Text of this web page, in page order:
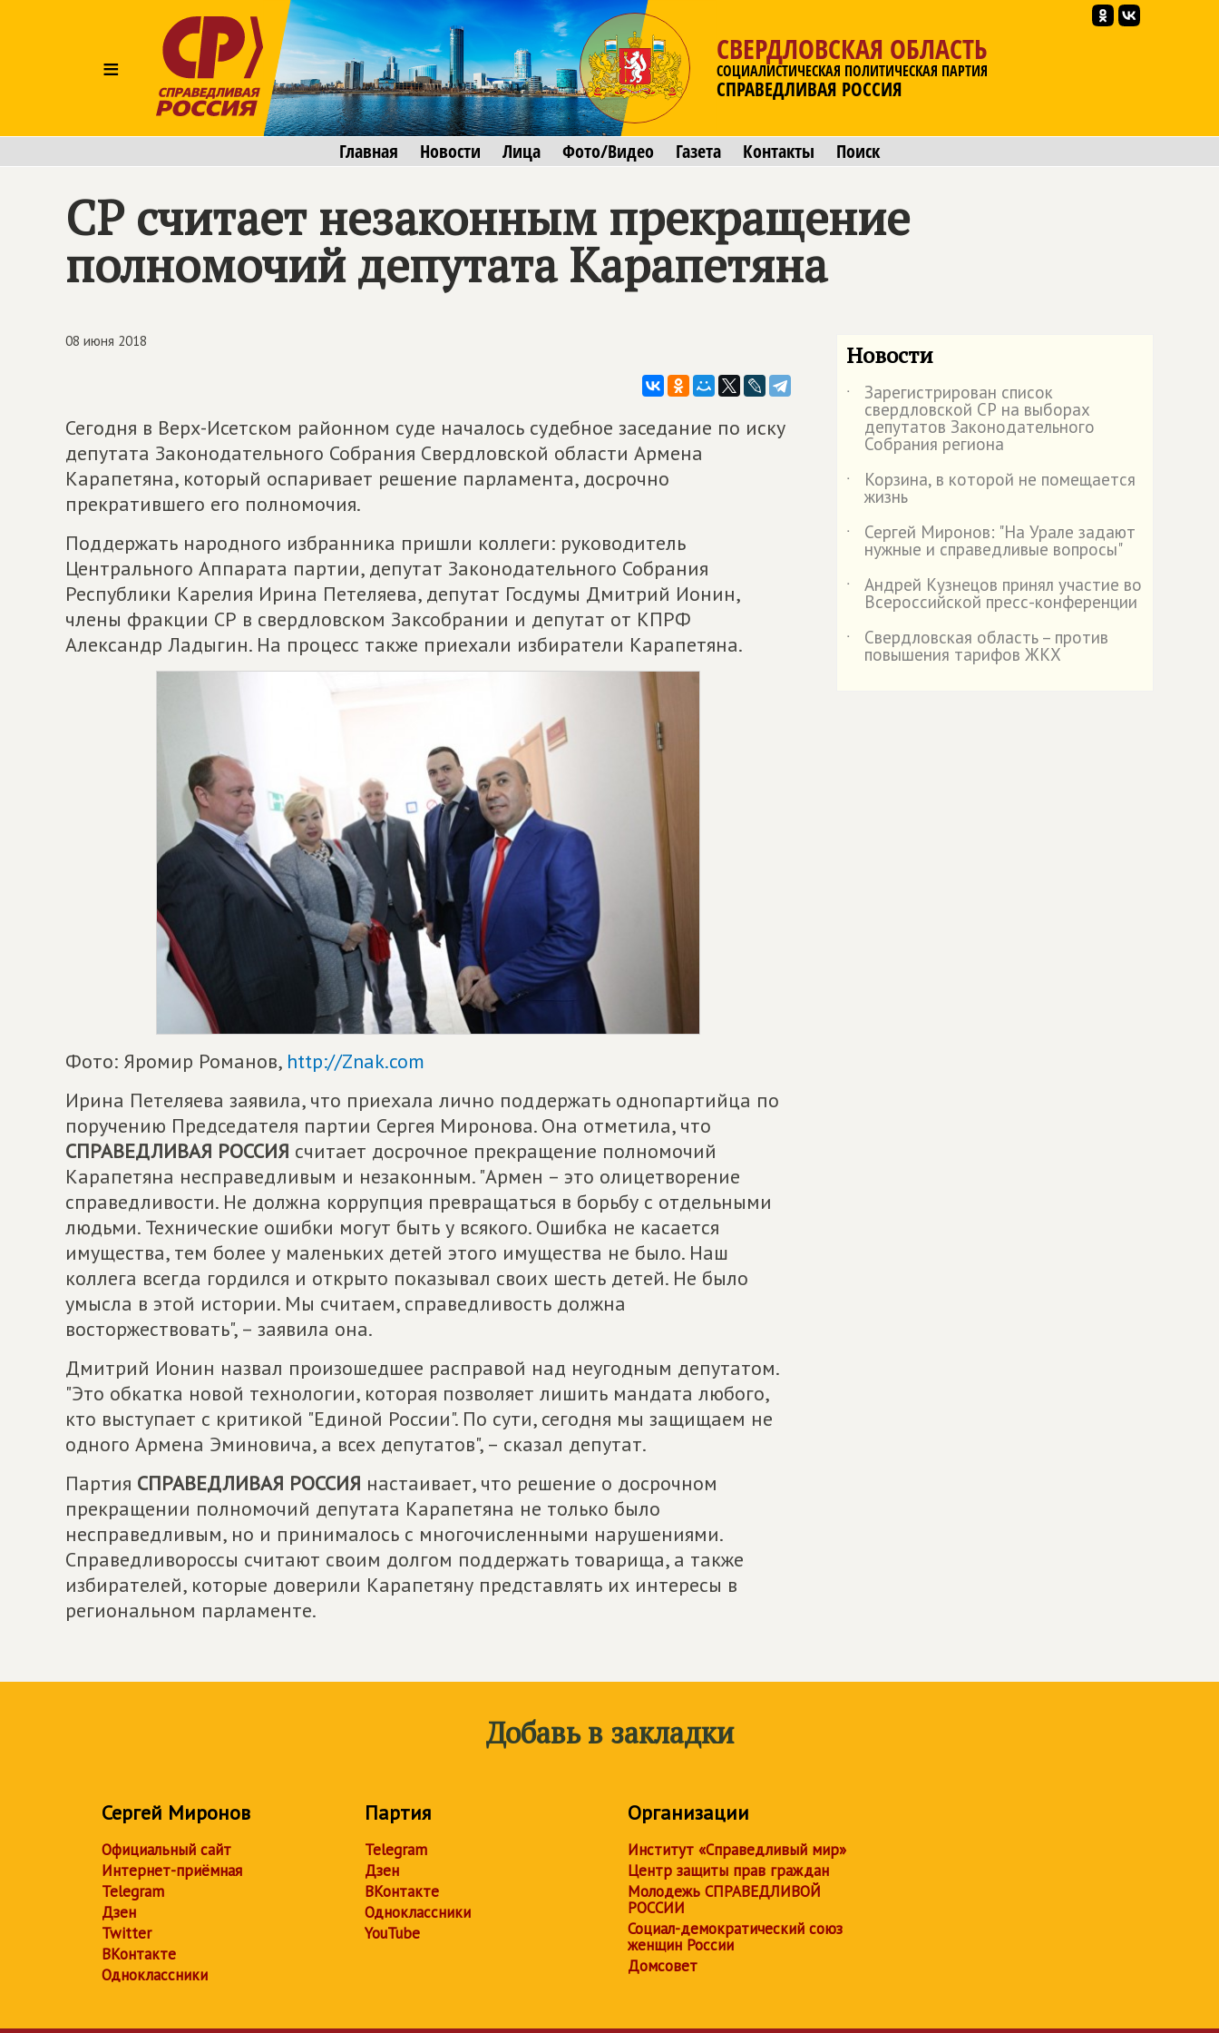
≡
СВЕРДЛОВСКАЯ ОБЛАСТЬ
СОЦИАЛИСТИЧЕСКАЯ ПОЛИТИЧЕСКАЯ ПАРТИЯ
СПРАВЕДЛИВАЯ РОССИЯ
Главная Новости Лица Фото/Видео Газета Контакты Поиск
СР считает незаконным прекращение
полномочий депутата Карапетяна
08 июня 2018
Сегодня в Верх-Исетском районном суде началось судебное заседание по иску
депутата Законодательного Собрания Свердловской области Армена
Карапетяна, который оспаривает решение парламента, досрочно
прекратившего его полномочия.
Поддержать народного избранника пришли коллеги: руководитель
Центрального Аппарата партии, депутат Законодательного Собрания
Республики Карелия Ирина Петеляева, депутат Госдумы Дмитрий Ионин,
члены фракции СР в свердловском Заксобрании и депутат от КПРФ
Александр Ладыгин. На процесс также приехали избиратели Карапетяна.
Фото: Яромир Романов, http://Znak.com
Ирина Петеляева заявила, что приехала лично поддержать однопартийца по
поручению Председателя партии Сергея Миронова. Она отметила, что
СПРАВЕДЛИВАЯ РОССИЯ считает досрочное прекращение полномочий
Карапетяна несправедливым и незаконным. "Армен – это олицетворение
справедливости. Не должна коррупция превращаться в борьбу с отдельными
людьми. Технические ошибки могут быть у всякого. Ошибка не касается
имущества, тем более у маленьких детей этого имущества не было. Наш
коллега всегда гордился и открыто показывал своих шесть детей. Не было
умысла в этой истории. Мы считаем, справедливость должна
восторжествовать", – заявила она.
Дмитрий Ионин назвал произошедшее расправой над неугодным депутатом.
"Это обкатка новой технологии, которая позволяет лишить мандата любого,
кто выступает с критикой "Единой России". По сути, сегодня мы защищаем не
одного Армена Эминовича, а всех депутатов", – сказал депутат.
Партия СПРАВЕДЛИВАЯ РОССИЯ настаивает, что решение о досрочном
прекращении полномочий депутата Карапетяна не только было
несправедливым, но и принималось с многочисленными нарушениями.
Справедливороссы считают своим долгом поддержать товарища, а также
избирателей, которые доверили Карапетяну представлять их интересы в
региональном парламенте.
Новости
˙ Зарегистрирован список
свердловской СР на выборах
депутатов Законодательного
Собрания региона
˙
Корзина, в которой не помещается
жизнь
˙
Сергей Миронов: "На Урале задают
нужные и справедливые вопросы"
˙
Андрей Кузнецов принял участие во
Всероссийской пресс-конференции
˙
Свердловская область – против
повышения тарифов ЖКХ
Добавь в закладки
Сергей Миронов
Официальный сайт
Интернет-приёмная
Telegram
Дзен
Twitter
ВКонтакте
Одноклассники
Партия
Telegram
Дзен
ВКонтакте
Одноклассники
YouTube
Организации
Институт «Справедливый мир»
Центр защиты прав граждан
Молодежь СПРАВЕДЛИВОЙ
РОССИИ
Социал-демократический союз
женщин России
Домсовет